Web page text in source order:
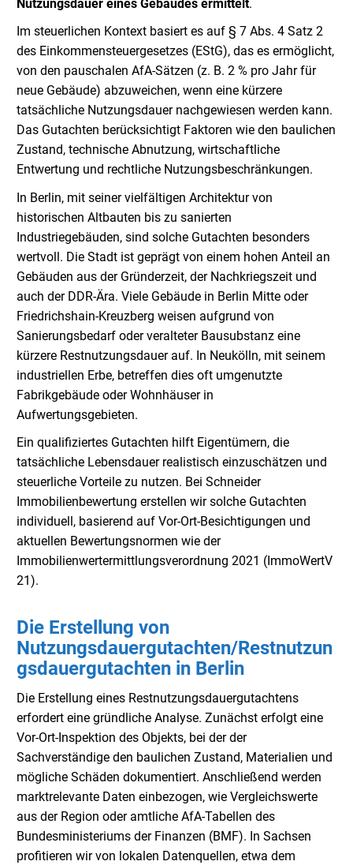
Nutzungsdauer eines Gebäudes ermittelt.
Im steuerlichen Kontext basiert es auf § 7 Abs. 4 Satz 2
des Einkommensteuergesetzes (EStG), das es ermöglicht,
von den pauschalen AfA-Sätzen (z. B. 2 % pro Jahr für
neue Gebäude) abzuweichen, wenn eine kürzere
tatsächliche Nutzungsdauer nachgewiesen werden kann.
Das Gutachten berücksichtigt Faktoren wie den baulichen
Zustand, technische Abnutzung, wirtschaftliche
Entwertung und rechtliche Nutzungsbeschränkungen.
In Berlin, mit seiner vielfältigen Architektur von
historischen Altbauten bis zu sanierten
Industriegebäuden, sind solche Gutachten besonders
wertvoll. Die Stadt ist geprägt von einem hohen Anteil an
Gebäuden aus der Gründerzeit, der Nachkriegszeit und
auch der DDR-Ära. Viele Gebäude in Berlin Mitte oder
Friedrichshain-Kreuzberg weisen aufgrund von
Sanierungsbedarf oder veralteter Bausubstanz eine
kürzere Restnutzungsdauer auf. In Neukölln, mit seinem
industriellen Erbe, betreffen dies oft umgenutzte
Fabrikgebäude oder Wohnhäuser in
Aufwertungsgebieten.
Ein qualifiziertes Gutachten hilft Eigentümern, die
tatsächliche Lebensdauer realistisch einzuschätzen und
steuerliche Vorteile zu nutzen. Bei Schneider
Immobilienbewertung erstellen wir solche Gutachten
individuell, basierend auf Vor-Ort-Besichtigungen und
aktuellen Bewertungsnormen wie der
Immobilienwertermittlungsverordnung 2021 (ImmoWertV
21).
Die Erstellung von
Nutzungsdauergutachten/Restnutzun
gsdauergutachten in Berlin
Die Erstellung eines Restnutzungsdauergutachtens
erfordert eine gründliche Analyse. Zunächst erfolgt eine
Vor-Ort-Inspektion des Objekts, bei der der
Sachverständige den baulichen Zustand, Materialien und
mögliche Schäden dokumentiert. Anschließend werden
marktrelevante Daten einbezogen, wie Vergleichswerte
aus der Region oder amtliche AfA-Tabellen des
Bundesministeriums der Finanzen (BMF). In Sachsen
profitieren wir von lokalen Datenquellen, etwa dem